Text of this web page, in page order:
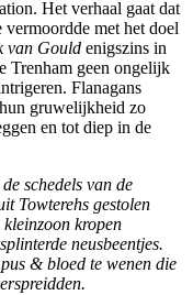
Het verhaal gaat dat
vermoordde met het doel
van Gould enigszins in
Trenham geen ongelijk
Flanagans
gruwelijkheid zo
en tot diep in de
schedels van de
Towterehs gestolen
kropen
neusbeentjes.
& bloed te wenen die